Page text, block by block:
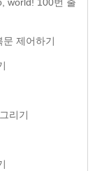
제어하기
리기